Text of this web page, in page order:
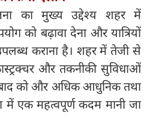
का मुख्य उद्देश्य शहर में
को बढ़ावा देना और यात्रियों
कराना है। शहर में तेजी से
और तकनीकी सुविधाओं
को और अधिक आधुनिक तथा
में एक महत्वपूर्ण कदम मानी जा